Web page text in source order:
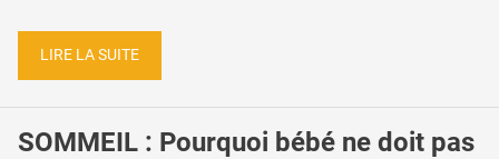
LIRE LA SUITE
SOMMEIL : Pourquoi bébé ne doit pas